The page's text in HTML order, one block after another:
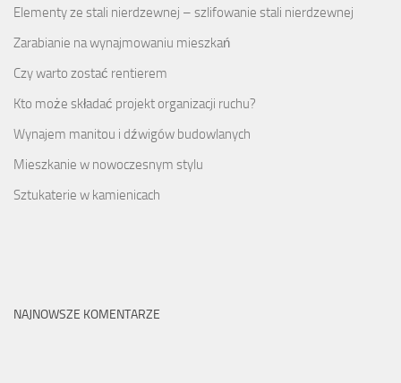
Elementy ze stali nierdzewnej – szlifowanie stali nierdzewnej
Zarabianie na wynajmowaniu mieszkań
Czy warto zostać rentierem
Kto może składać projekt organizacji ruchu?
Wynajem manitou i dźwigów budowlanych
Mieszkanie w nowoczesnym stylu
Sztukaterie w kamienicach
NAJNOWSZE KOMENTARZE